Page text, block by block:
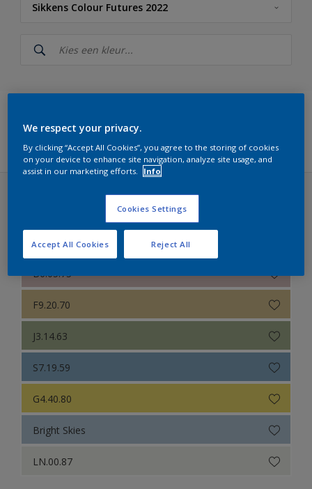
Sikkens Colour Futures 2022
Sikkens
Sikkens RIJKS Kleuren
Sikkens Modern Klassieke Kleuren
Sikkens Alpha 501 Exterior
Sikkens ACC naar RAL
Sikkens Kleurselectie Grijzen
Sikkens Van Gogh Collectie kleuren
Sikkens Colour Futures 2024
Sikkens Colour Futures 2023
Sikkens Colour Futures 2022
Sikkens Colour Futures 2022 (34 kleuren)
THE WORKSHOP COLOURS
B6.05.73
F9.20.70
J3.14.63
S7.19.59
G4.40.80
Bright Skies
LN.00.87
We respect your privacy.
By clicking “Accept All Cookies”, you agree to the storing of cookies
on your device to enhance site navigation, analyze site usage, and
assist in our marketing efforts.
Info
Cookies Settings
Reject All
Accept All Cookies